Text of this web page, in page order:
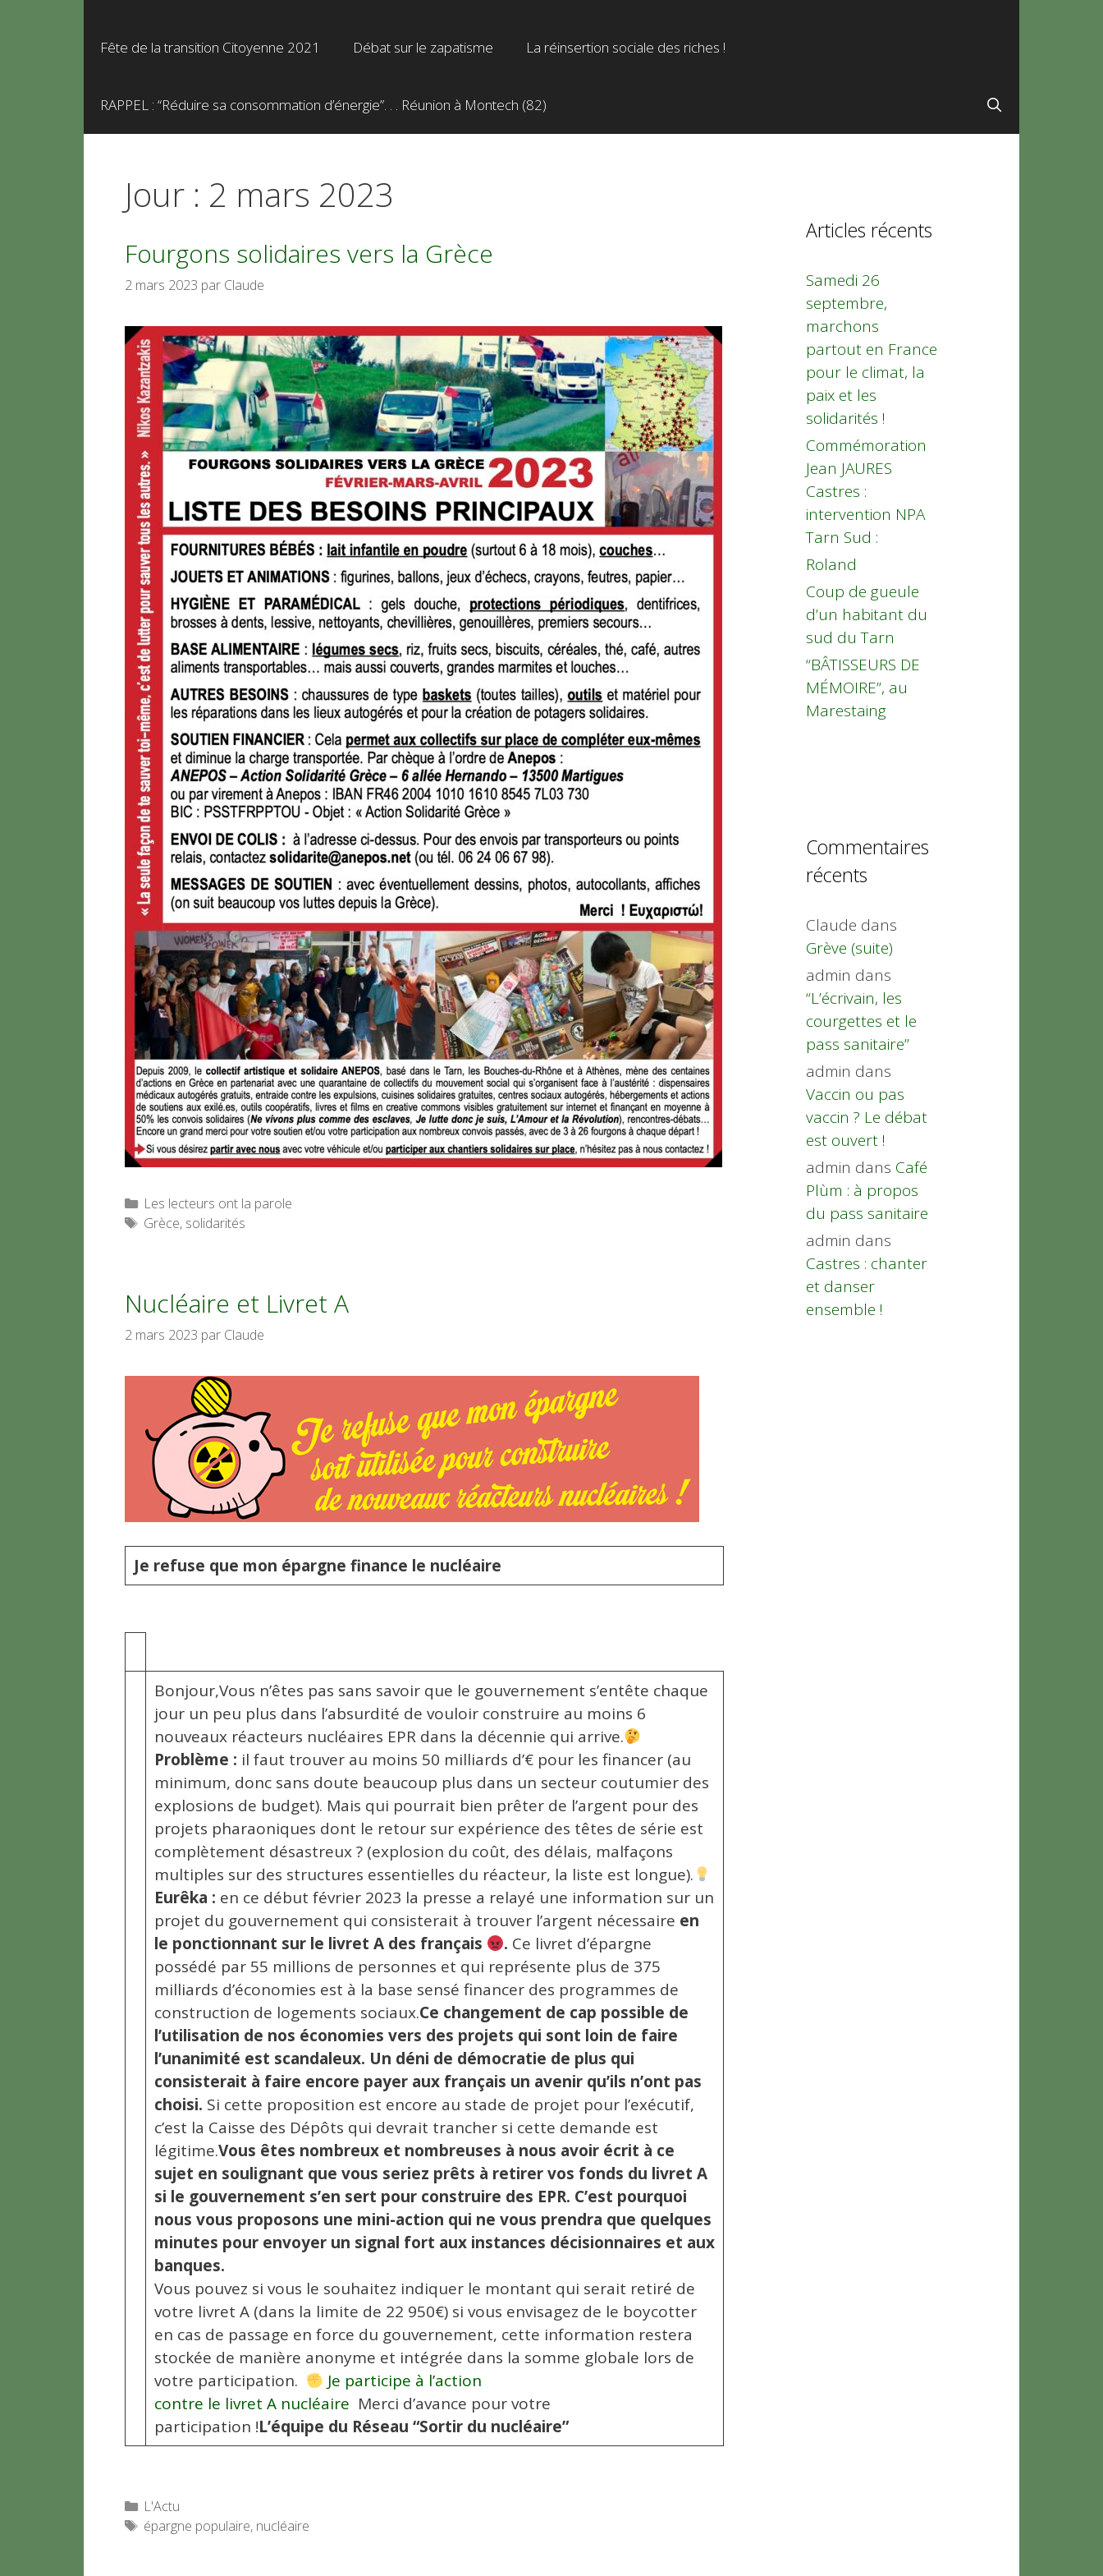
Fête de la transition Citoyenne 2021 Débat sur le zapatisme La réinsertion sociale des riches !
RAPPEL : “Réduire sa consommation d’énergie”. . . Réunion à Montech (82)
Jour : 2 mars 2023
Fourgons solidaires vers la Grèce
2 mars 2023 par Claude
Catégories
Les lecteurs ont la parole
Étiquettes
Grèce, solidarités
Nucléaire et Livret A
2 mars 2023 par Claude
Je refuse que mon épargne finance le nucléaire
Bonjour,Vous n’êtes pas sans savoir que le gouvernement s’entête chaque
jour un peu plus dans l’absurdité de vouloir construire au moins 6
nouveaux réacteurs nucléaires EPR dans la décennie qui arrive.
Problème : il faut trouver au moins 50 milliards d’€ pour les financer (au
minimum, donc sans doute beaucoup plus dans un secteur coutumier des
explosions de budget). Mais qui pourrait bien prêter de l’argent pour des
projets pharaoniques dont le retour sur expérience des têtes de série est
complètement désastreux ? (explosion du coût, des délais, malfaçons
multiples sur des structures essentielles du réacteur, la liste est longue).
Eurêka : en ce début février 2023 la presse a relayé une information sur un
projet du gouvernement qui consisterait à trouver l’argent nécessaire en
le ponctionnant sur le livret A des français
. Ce livret d’épargne
possédé par 55 millions de personnes et qui représente plus de 375
milliards d’économies est à la base sensé financer des programmes de
construction de logements sociaux.Ce changement de cap possible de
l’utilisation de nos économies vers des projets qui sont loin de faire
l’unanimité est scandaleux. Un déni de démocratie de plus qui
consisterait à faire encore payer aux français un avenir qu’ils n’ont pas
choisi. Si cette proposition est encore au stade de projet pour l’exécutif,
c’est la Caisse des Dépôts qui devrait trancher si cette demande est
légitime.Vous êtes nombreux et nombreuses à nous avoir écrit à ce
sujet en soulignant que vous seriez prêts à retirer vos fonds du livret A
si le gouvernement s’en sert pour construire des EPR. C’est pourquoi
nous vous proposons une mini-action qui ne vous prendra que quelques
minutes pour envoyer un signal fort aux instances décisionnaires et aux
banques.
Vous pouvez si vous le souhaitez indiquer le montant qui serait retiré de
votre livret A (dans la limite de 22 950€) si vous envisagez de le boycotter
en cas de passage en force du gouvernement, cette information restera
stockée de manière anonyme et intégrée dans la somme globale lors de
votre participation.
Je participe à l’action
contre le livret A nucléaire Merci d’avance pour votre
participation !L’équipe du Réseau “Sortir du nucléaire”
Catégories
L'Actu
Étiquettes
épargne populaire, nucléaire
Articles récents
Samedi 26
septembre,
marchons
partout en France
pour le climat, la
paix et les
solidarités !
Commémoration
Jean JAURES
Castres :
intervention NPA
Tarn Sud :
Roland
Coup de gueule
d’un habitant du
sud du Tarn
“BÂTISSEURS DE
MÉMOIRE”, au
Marestaing
Commentaires
récents
Claude dans
Grève (suite)
admin dans
“L’écrivain, les
courgettes et le
pass sanitaire”
admin dans
Vaccin ou pas
vaccin ? Le débat
est ouvert !
admin dans Café
Plùm : à propos
du pass sanitaire
admin dans
Castres : chanter
et danser
ensemble !